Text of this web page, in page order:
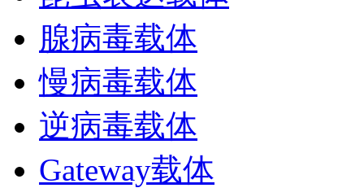
腺病毒载体
慢病毒载体
逆病毒载体
Gateway载体